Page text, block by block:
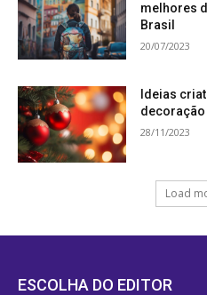
melhores
Brasil
20/07/2023
Ideias
decoração
28/11/2023
Load
ESCOLHA DO EDITOR